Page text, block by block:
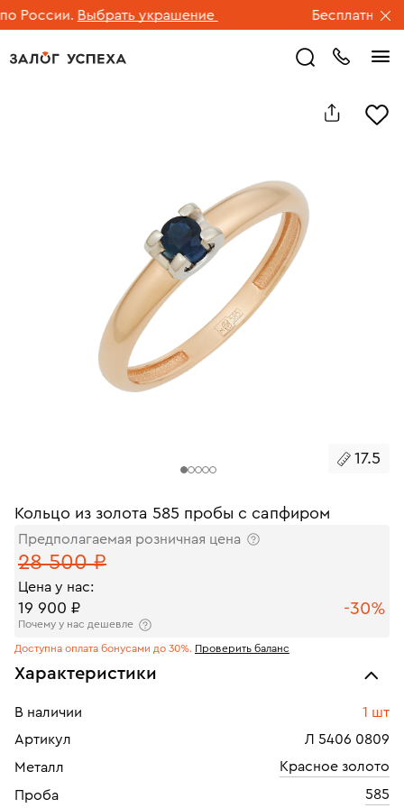
России. Выбрать украшение Бесплатная
17.5
Кольцо из золота 585 пробы с сапфиром
Предполагаемая розничная цена
28 500 ₽
Цена у нас:
19 900 ₽ -30%
Почему у нас дешевле
Доступна оплата бонусами до 30%. Проверить баланс
Характеристики
В наличии
1 шт
Артикул
Л 5406 0809
Металл
Красное золото
Проба
585